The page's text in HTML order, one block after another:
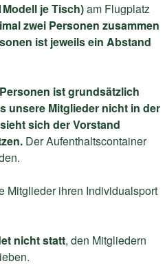
je Tisch)am Flugplatz
zwei Personen zusammen
ist jeweils ein Abstand
ist grundsätzlich
unsere Mitglieder nicht in der
sich der Vorstand
Der Aufenthaltscontainer
Mitglieder ihren Individualsport
nicht statt, den Mitgliedern